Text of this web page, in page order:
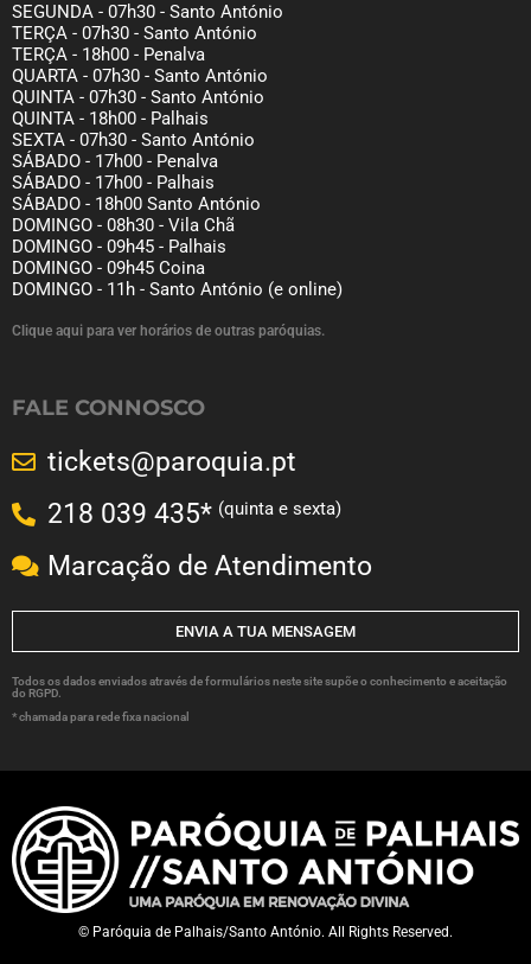
SEGUNDA - 07h30 - Santo António
TERÇA - 07h30 - Santo António
TERÇA - 18h00 - Penalva
QUARTA - 07h30 - Santo António
QUINTA - 07h30 - Santo António
QUINTA - 18h00 - Palhais
SEXTA - 07h30 - Santo António
SÁBADO - 17h00 - Penalva
SÁBADO - 17h00 - Palhais
SÁBADO - 18h00 Santo António
DOMINGO - 08h30 - Vila Chã
DOMINGO - 09h45 - Palhais
DOMINGO - 09h45 Coina
DOMINGO - 11h - Santo António (e online)
Clique aqui para ver horários de outras paróquias.
FALE CONNOSCO
tickets@paroquia.pt
218 039 435* (quinta e sexta)
Marcação de Atendimento
ENVIA A TUA MENSAGEM
Todos os dados enviados através de formulários neste site supõe o conhecimento e aceitação
do RGPD.
* chamada para rede fixa nacional
© Paróquia de Palhais/Santo António. All Rights Reserved.